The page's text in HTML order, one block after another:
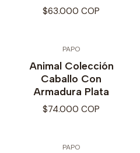
$63.000 COP
PAPO
Animal Colección
Caballo Con
Armadura Plata
$74.000 COP
PAPO